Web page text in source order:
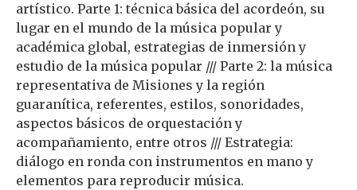
artístico. Parte 1: técnica básica del acordeón, su
lugar en el mundo de la música popular y
académica global, estrategias de inmersión y
estudio de la música popular /// Parte 2: la música
representativa de Misiones y la región
guaranítica, referentes, estilos, sonoridades,
aspectos básicos de orquestación y
acompañamiento, entre otros /// Estrategia:
diálogo en ronda con instrumentos en mano y
elementos para reproducir música.